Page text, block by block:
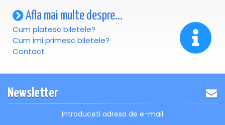
Afla mai multe despre...
Cum platesc biletele?
Cum imi primesc biletele?
Contact
Newsletter
Introduceti adresa de e-mail